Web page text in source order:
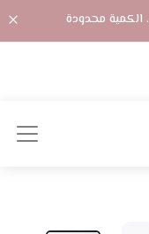
الكمية محدودة